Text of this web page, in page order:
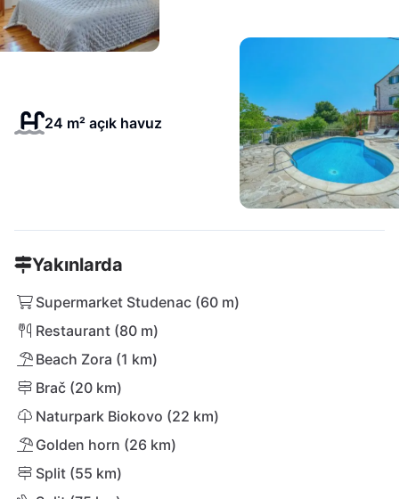
24 m² açık havuz
Yakınlarda
Supermarket Studenac (60 m)
Restaurant (80 m)
Beach Zora (1 km)
Brač (20 km)
Naturpark Biokovo (22 km)
Golden horn (26 km)
Split (55 km)